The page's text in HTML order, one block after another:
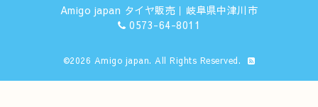
Amigo japan タイヤ販売｜岐阜県中津川市
0573-64-8011
©2026 Amigo japan. All Rights Reserved.